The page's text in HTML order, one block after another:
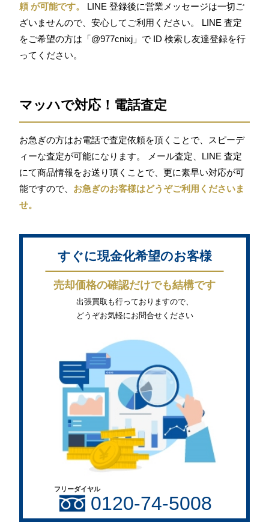
頼 が可能です。
LINE 登録後に営業メッセージは一切ご
ざいませんので、安心してご利用ください。 LINE 査定
をご希望の方は「@977cnixj」で ID 検索し友達登録を行
ってください。
マッハで対応！電話査定
お急ぎの方はお電話で査定依頼を頂くことで、スピーデ
ィーな査定が可能になります。 メール査定、LINE 査定
にて商品情報をお送り頂くことで、更に素早い対応が可
能ですので、 お急ぎのお客様はどうぞご利用くださいま
せ。
すぐに現金化希望のお客様
売却価格の確認だけでも結構です
出張買取も行っておりますので、
どうぞお気軽にお問合せください
フリーダイヤル
0120-74-5008